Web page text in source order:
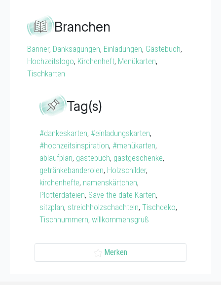
Branchen
Banner, Danksagungen, Einladungen, Gästebuch,
Hochzeitslogo, Kirchenheft, Menükarten,
Tischkarten
Tag(s)
#dankeskarten, #einladungskarten,
#hochzeitsinspiration, #menükarten,
ablaufplan, gästebuch, gastgeschenke,
getränkebanderolen, Holzschilder,
kirchenhefte, namenskärtchen,
Plotterdateien, Save-the-date-Karten,
sitzplan, streichholzschachteln, Tischdeko,
Tischnummern, willkommensgruß
Merken